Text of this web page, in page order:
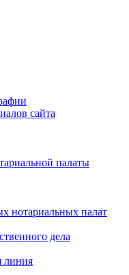
сайта
палаты
нотариальных палат
дела
линия